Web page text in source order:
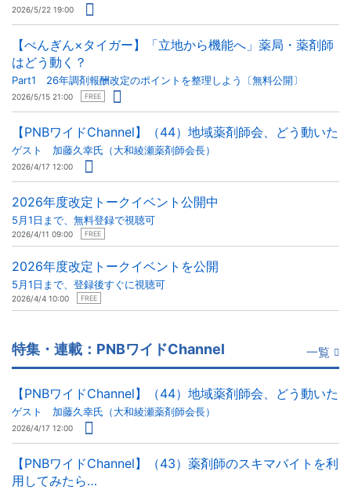
2026/5/22 19:00
【ぺんぎん×タイガー】「立地から機能へ」薬局・薬剤師
はどう動く？
Part1 26年調剤報酬改定のポイントを整理しよう〔無料公開〕
2026/5/15 21:00 FREE
【PNBワイドChannel】（44）地域薬剤師会、どう動いた
ゲスト 加藤久幸氏（大和綾瀬薬剤師会長）
2026/4/17 12:00
2026年度改定トークイベント公開中
5月1日まで、無料登録で視聴可
2026/4/11 09:00 FREE
2026年度改定トークイベントを公開
5月1日まで、登録後すぐに視聴可
2026/4/4 10:00 FREE
特集・連載：PNBワイドChannel 一覧
【PNBワイドChannel】（44）地域薬剤師会、どう動いた
ゲスト 加藤久幸氏（大和綾瀬薬剤師会長）
2026/4/17 12:00
【PNBワイドChannel】（43）薬剤師のスキマバイトを利
用してみたら…